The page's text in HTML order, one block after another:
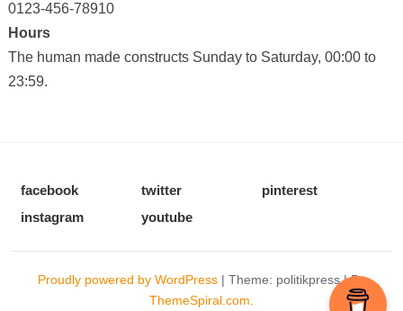
0123-456-78910
Hours
The human made constructs Sunday to Saturday, 00:00 to
23:59.
facebook twitter
pinterest
instagram
youtube
Proudly powered by WordPress | Theme: politikpress|By
ThemeSpiral.com.